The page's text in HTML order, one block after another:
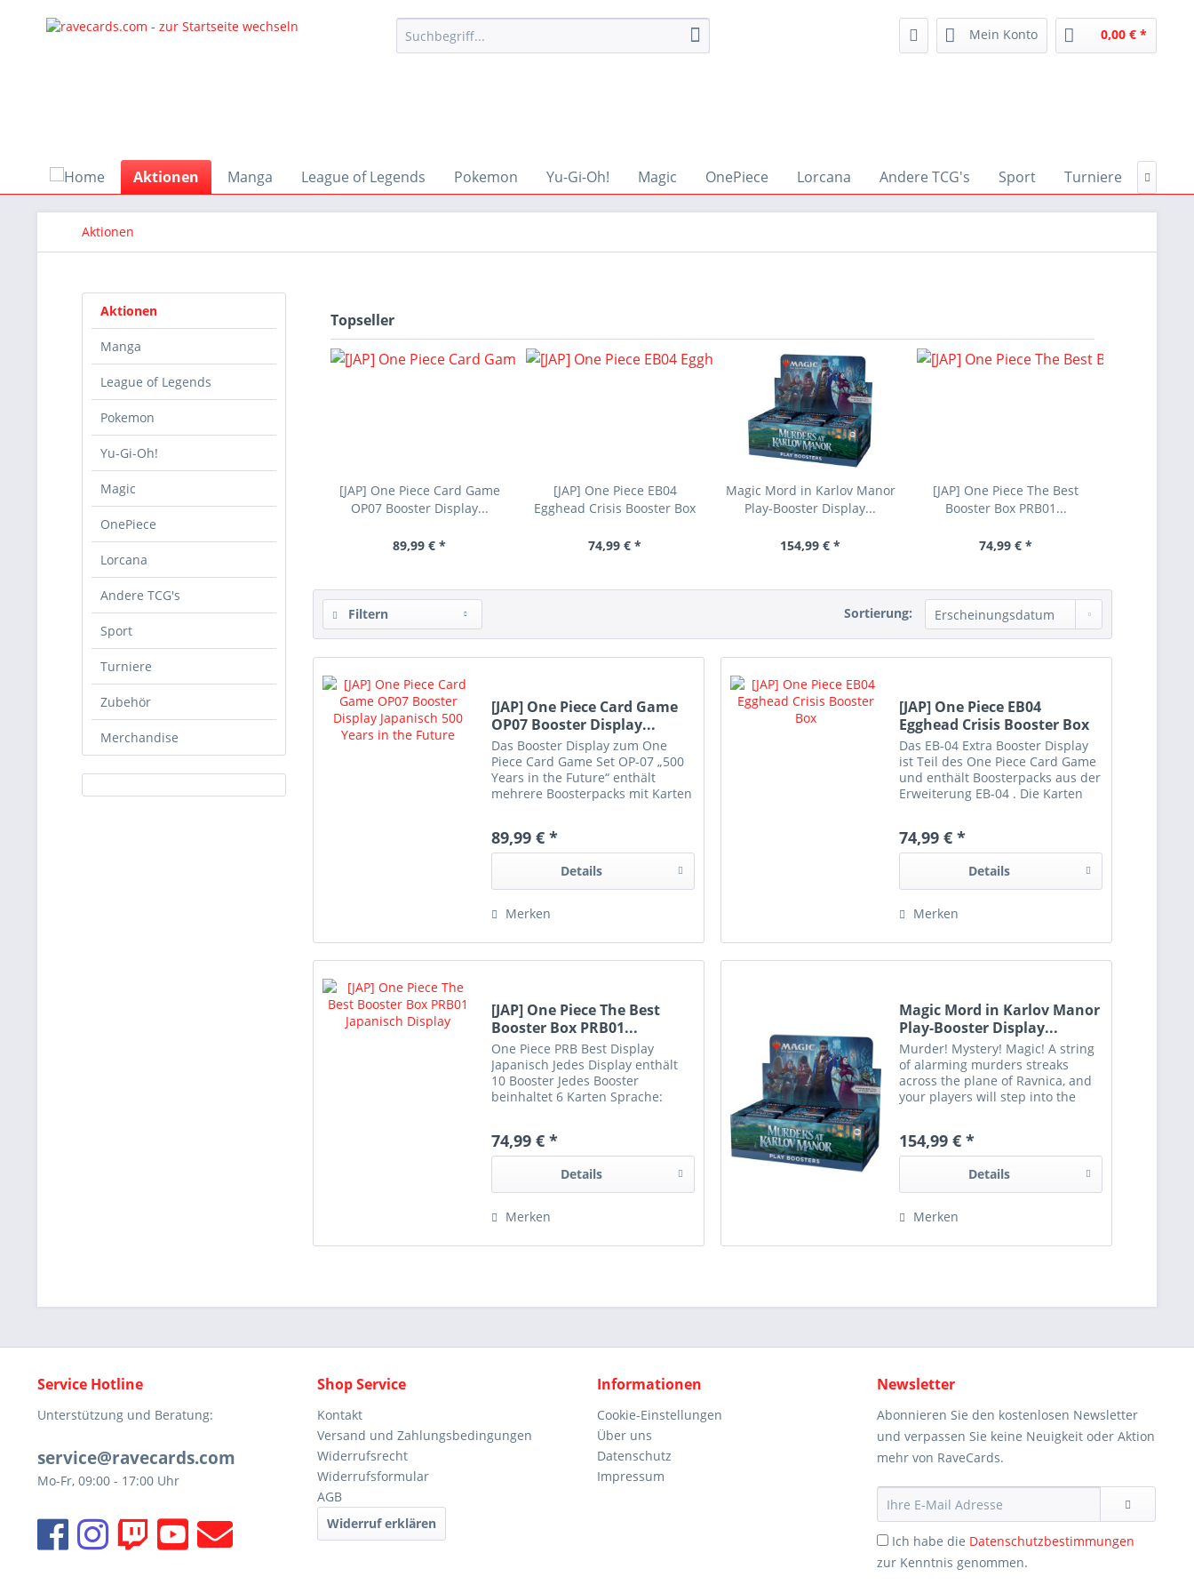
Mein Konto 0,00 € *
Aktionen Manga League of Legends Pokemon Yu-Gi-Oh! Magic OnePiece Lorcana Andere TCG's Sport Turniere 
Aktionen
Aktionen
Manga
League of Legends
Pokemon
Yu-Gi-Oh!
Magic
OnePiece
Lorcana
Andere TCG's
Sport
Turniere
Zubehör
Merchandise
Topseller
[JAP] One Piece Card Game
OP07 Booster Display...
89,99 € *
[JAP] One Piece EB04
Egghead Crisis Booster Box
74,99 € *
Magic Mord in Karlov Manor
Play-Booster Display...
154,99 € *
[JAP] One Piece The Best
Booster Box PRB01...
74,99 € *
Filtern Sortierung:
[JAP] One Piece Card Game
OP07 Booster Display...
Das Booster Display zum One
Piece Card Game Set OP-07 „500
Years in the Future“ enthält
mehrere Boosterpacks mit Karten
Charaktere, Kartenfähigkeiten
und strategische...
89,99 € *
Details
Merken
[JAP] One Piece EB04
Egghead Crisis Booster Box
Das EB-04 Extra Booster Display
ist Teil des One Piece Card Game
und enthält Boosterpacks aus der
Erweiterung EB-04 . Die Karten
des One Piece Card Game.
Boosterpacks...
74,99 € *
Details
Merken
[JAP] One Piece The Best
Booster Box PRB01...
One Piece PRB Best Display
Japanisch Jedes Display enthält
10 Booster Jedes Booster
beinhaltet 6 Karten Sprache:
74,99 € *
Details
Merken
Magic Mord in Karlov Manor
Play-Booster Display...
Murder! Mystery! Magic! A string
of alarming murders streaks
across the plane of Ravnica, and
your players will step into the
crack the case. Will they uncover
the...
154,99 € *
Details
Merken
Service Hotline
Unterstützung und Beratung:
service@ravecards.com
Mo-Fr, 09:00 - 17:00 Uhr
Shop Service
Kontakt
Versand und Zahlungsbedingungen
Widerrufsrecht
Widerrufsformular
AGB
Widerruf erklären
Informationen
Cookie-Einstellungen
Über uns
Datenschutz
Impressum
Newsletter
Abonnieren Sie den kostenlosen Newsletter
und verpassen Sie keine Neuigkeit oder Aktion
mehr von RaveCards.
Ich habe die Datenschutzbestimmungen
zur Kenntnis genommen.